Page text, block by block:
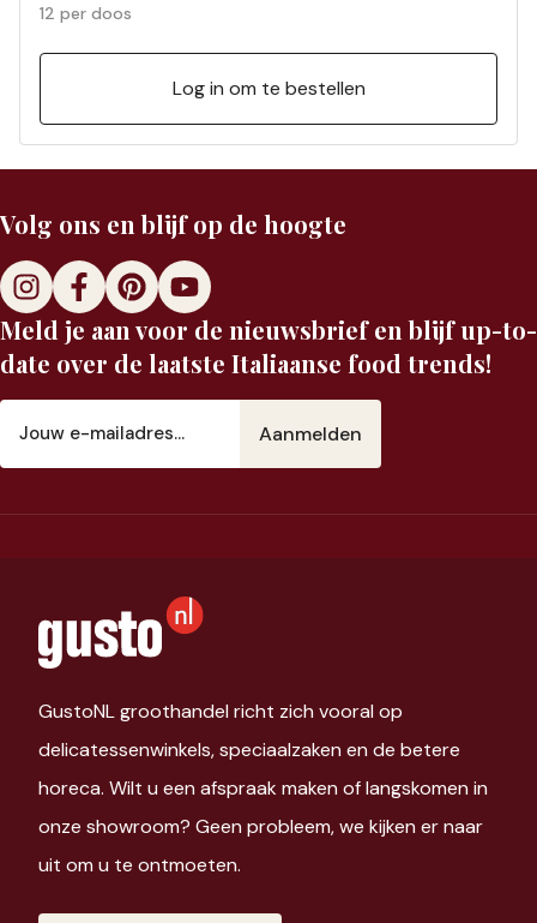
12 per doos
Log in om te bestellen
Volg ons en blijf op de hoogte
Meld je aan voor de nieuwsbrief en blijf up-to-
date over de laatste Italiaanse food trends!
mailadres
GustoNL groothandel richt zich vooral op
delicatessenwinkels, speciaalzaken en de betere
horeca. Wilt u een afspraak maken of langskomen in
onze showroom? Geen probleem, we kijken er naar
uit om u te ontmoeten.